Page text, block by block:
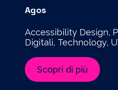
Agos
Accessibility Design,
Digitali, Technology,
Scopri di più